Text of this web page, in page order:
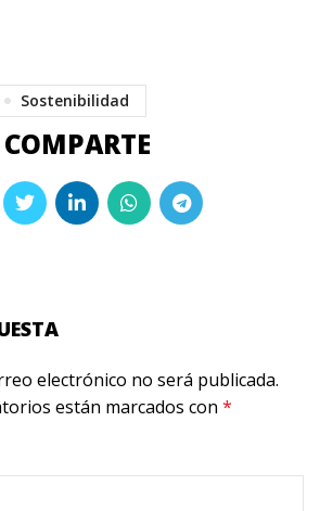
Sostenibilidad
electrónico no será publicada.
están marcados con *